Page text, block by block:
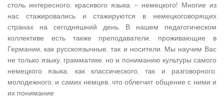
столь интересного, красивого языка – немецкого! Многие из
нас стажировались и стажируются в немецкоговорящих
странах на сегодняшний день. В нашем педагогическом
коллективе есть также преподаватели, проживающие в
Германии, как русскоязычные, так и носители. Мы научим Вас
не только языку, грамматике, но и пониманию культуры самого
немецкого языка, как классического, так и разговорного,
молодежного, и самих немцев, что облегчит общение с ними и
их понимание.